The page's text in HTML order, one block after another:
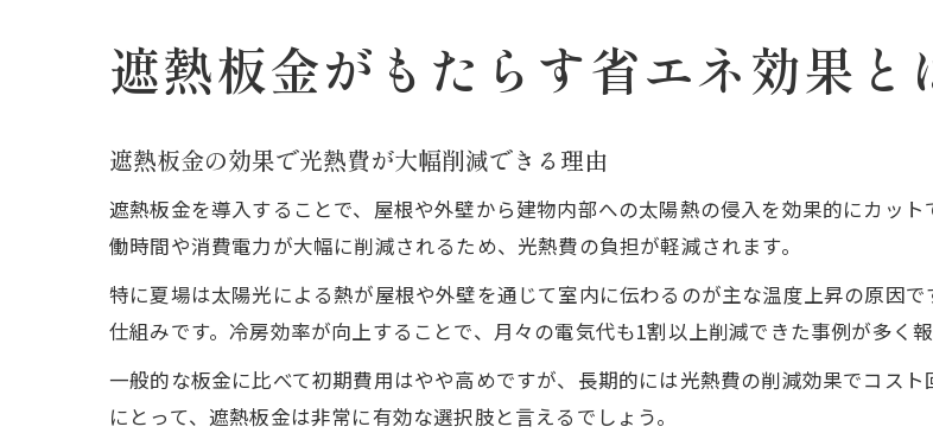
建物長寿命化に役立つ遮熱板金の秘訣
遮熱板金が建物の劣化を防ぐメカ
遮熱施工が雨漏りやサビ対策に効
遮熱板金のメンテナンスで長寿命
快適な室内温度は遮熱対策から生まれ
遮熱板金で夏の室温上昇をしっか
遮熱対策が冬場の暖房効率にも有
遮熱工事による室温安定で快適生
遮熱板金がもたらす省エネ効果と
遮熱板金の効果で光熱費が大幅削減できる理由
遮熱板金を導入することで、屋根や外壁から建物内部への太陽熱の侵入を効果的にカッ
働時間や消費電力が大幅に削減されるため、光熱費の負担が軽減されます。
特に夏場は太陽光による熱が屋根や外壁を通じて室内に伝わるのが主な温度上昇の原因
仕組みです。冷房効率が向上することで、月々の電気代も1割以上削減できた事例が多く報
一般的な板金に比べて初期費用はやや高めですが、長期的には光熱費の削減効果でコス
にとって、遮熱板金は非常に有効な選択肢と言えるでしょう。